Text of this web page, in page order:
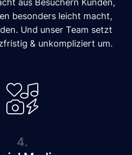
aus Besuchern Kunden,
besonders leicht macht,
Und unser Team setzt
& unkompliziert um.
4.